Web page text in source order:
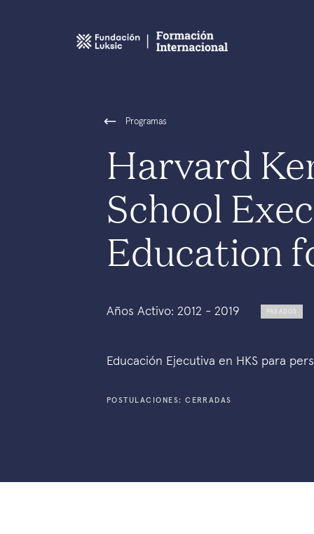
Programas
Harvard
School
Education
Años Activo: 2012 - 2019 PASADOS
Educación Ejecutiva en HKS para
POSTULACIONES: CERRADAS